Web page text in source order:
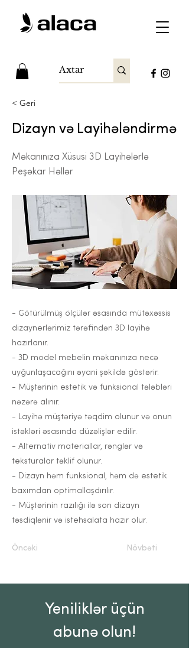
< Geri
Dizayn və Layihələndirmə
Məkanınıza Xüsusi 3D Layihələrlə
Peşəkar Həllər
- Götürülmüş ölçülər əsasında mütəxəssis
dizaynerlərimiz tərəfindən 3D layihə
hazırlanır.
- 3D model mebelin məkanınıza necə
uyğunlaşacağını əyani şəkildə göstərir.
- Müştərinin estetik və funksional tələbləri
nəzərə alınır.
- Layihə müştəriyə təqdim olunur və onun
istəkləri əsasında düzəlişlər edilir.
- Alternativ materiallar, rənglər və
teksturalar təklif olunur.
- Dizayn həm funksional, həm də estetik
baxımdan optimallaşdırılır.
- Müştərinin razılığı ilə son dizayn
təsdiqlənir və istehsalata hazır olur.
Öncəki Növbəti
Yeniliklər üçün
abunə olun!